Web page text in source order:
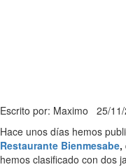
Escrito por: Maximo 25/
Hace unos días hemos
Restaurante Bienmesabe,
hemos clasificado con dos